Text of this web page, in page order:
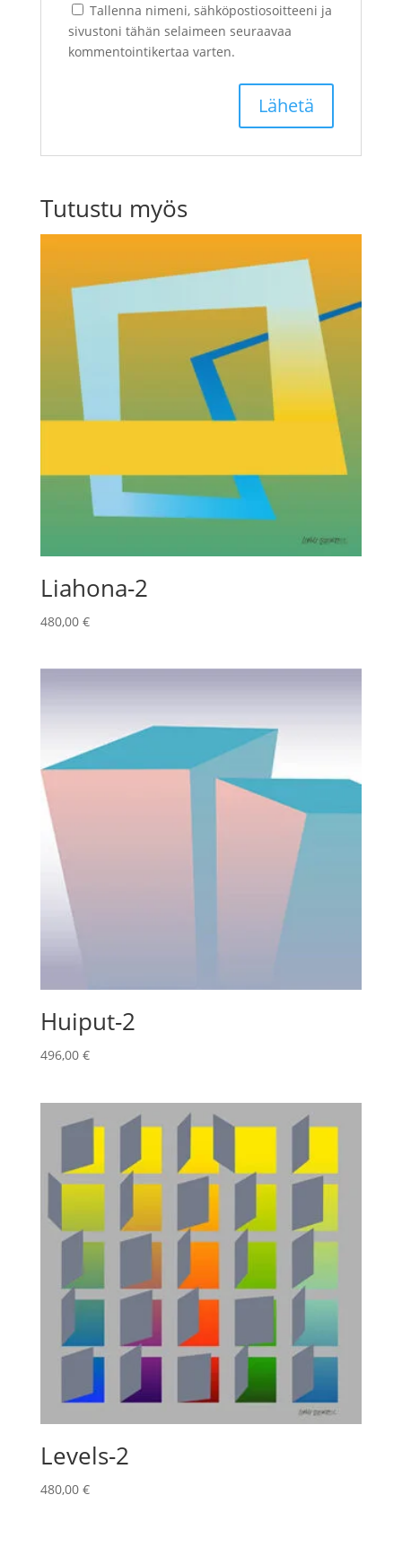
Tallenna nimeni, sähköpostiosoitteeni ja
sivustoni tähän selaimeen seuraavaa
kommentointikertaa varten.
Tutustu myös
Liahona-2
480,00 €
Huiput-2
496,00 €
Levels-2
480,00 €